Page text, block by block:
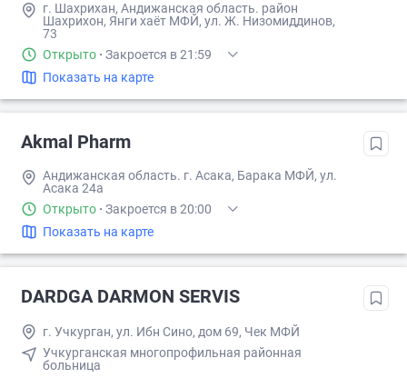
г. Шахрихан, Андижанская область. район
Шахрихон, Янги хаёт МФЙ, ул. Ж. Низомиддинов,
73
Открыто · Закроется в 21:59
Показать на карте
Akmal Pharm
Андижанская область. г. Асака, Барака МФЙ, ул.
Асака 24а
Открыто · Закроется в 20:00
Показать на карте
DARDGA DARMON SERVIS
г. Учкуpган, ул. Ибн Сино, дом 69, Чек МФЙ
Учкурганская многопрофильная районная
больница